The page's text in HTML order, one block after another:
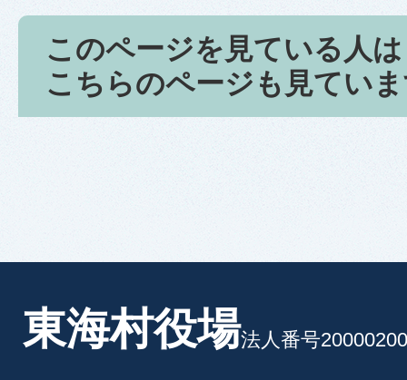
このページを見ている人は
こちらのページも見てい
東海村役場法人番号